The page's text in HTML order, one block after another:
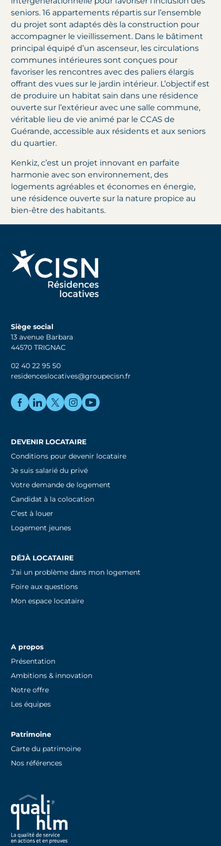
seniors. 16 appartements répartis sur l’ensemble
du projet sont adaptés dès la construction pour
accompagner le vieillissement. Dans le bâtiment
principal équipé d’un ascenseur, les circulations
communes intérieures sont conçues pour
favoriser les rencontres avec des paliers élargis
offrant des vues sur le jardin intérieur. L’objectif est
de produire un habitat sain dans une résidence
ouverte sur l’extérieur avec une salle commune,
véritable lieu de vie animé par le CCAS de
Guérande, accessible aux résidents et aux seniors
du quartier.
Kenkiz, c’est un projet innovant en parfaite
harmonie avec son environnement, des
logements agréables et économes en énergie,
une résidence ouverte sur la nature propice au
bien-être des habitants.
Siège social
13 avenue Barbara
44570 TRIGNAC
02 40 22 95 50
residenceslocatives@groupecisn.fr
DEVENIR LOCATAIRE
Conditions pour devenir locataire
Je suis salarié du privé
Votre demande de logement
Candidat à la colocation
C’est à louer
Logement jeunes
DÉJÀ LOCATAIRE
J’ai un problème dans mon logement
Foire aux questions
Mon espace locataire
A propos
Présentation
Ambitions & innovation
Notre offre
Les équipes
Patrimoine
Carte du patrimoine
Nos références